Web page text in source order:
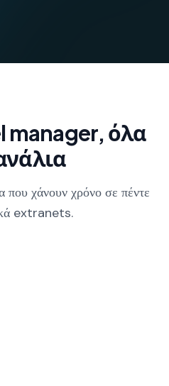
manager, όλα
που χάνουν χρόνο σε πέντε
extranets.